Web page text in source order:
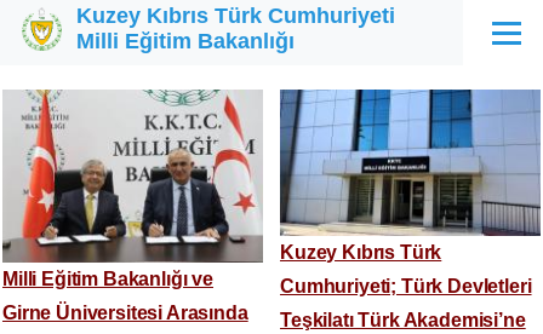
Ana içeriğe atla
Kuzey Kıbrıs Türk Cumhuriyeti
Milli Eğitim Bakanlığı
Menü
Milli Eğitim Bakanlığı ve
Girne Üniversitesi Arasında
Kuzey Kıbrıs Türk
Cumhuriyeti; Türk Devletleri
Teşkilatı Türk Akademisi’ne